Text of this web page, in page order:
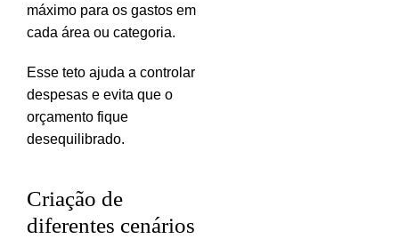
máximo para os gastos em
cada área ou categoria.
Esse teto ajuda a controlar
despesas e evita que o
orçamento fique
desequilibrado.
Criação de
diferentes cenários